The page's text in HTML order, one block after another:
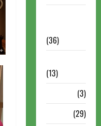
(36)
(13)
(3)
(29)